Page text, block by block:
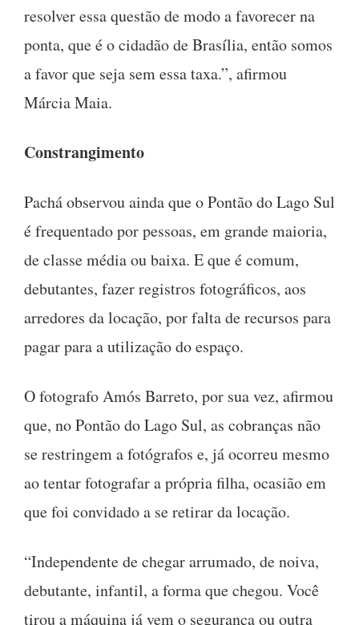
resolver essa questão de modo a favorecer na
ponta, que é o cidadão de Brasília, então somos
a favor que seja sem essa taxa.”, afirmou
Márcia Maia.
Constrangimento
Pachá observou ainda que o Pontão do Lago Sul
é frequentado por pessoas, em grande maioria,
de classe média ou baixa. E que é comum,
debutantes, fazer registros fotográficos, aos
arredores da locação, por falta de recursos para
pagar para a utilização do espaço.
O fotografo Amós Barreto, por sua vez, afirmou
que, no Pontão do Lago Sul, as cobranças não
se restringem a fotógrafos e, já ocorreu mesmo
ao tentar fotografar a própria filha, ocasião em
que foi convidado a se retirar da locação.
“Independente de chegar arrumado, de noiva,
debutante, infantil, a forma que chegou. Você
tirou a máquina já vem o segurança ou outra